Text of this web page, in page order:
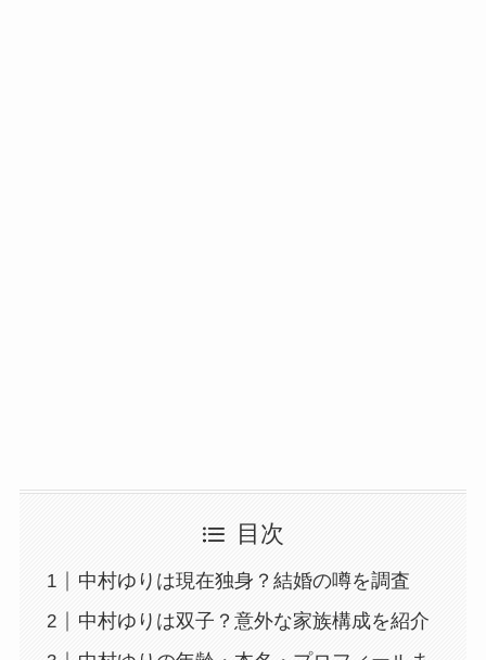
目次
中村ゆりは現在独身？結婚の噂を調査
中村ゆりは双子？意外な家族構成を紹介